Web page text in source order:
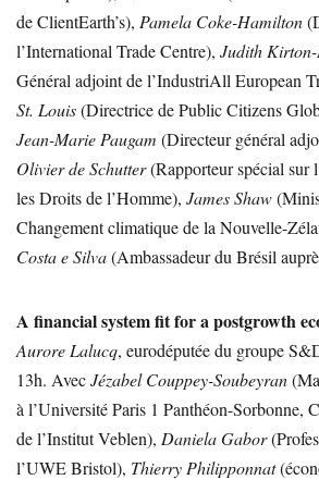
de ClientEarth’s), Pamela Coke-Hamilton
l’International Trade Centre), Judith
Général adjoint de l’IndustriAll European
St. Louis(Directrice de Public Citizens
Jean-Marie Paugam (Directeur général
Olivier de Schutter(Rapporteur spécial sur
les Droits de l’Homme), James Shaw
Changement climatique de la Nouvelle-
Costa e Silva(Ambassadeur du Brésil
A financial system fit for a postgrowth
Aurore Lalucq, eurodéputée du groupe
13h. AvecJézabel Couppey-Soubeyran
à l’Université Paris 1 Panthéon-Sorbonne,
de l’Institut Veblen), Daniela Gabor
l’UWE Bristol), Thierry Philipponnat